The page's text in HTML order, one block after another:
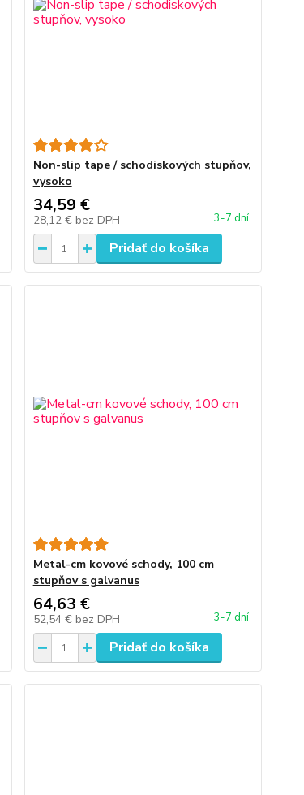
Non-slip tape / schodiskových stupňov,
vysoko
34,59 €
28,12 € bez DPH 3-7 dní
Pridať do košíka
Metal-cm kovové schody, 100 cm
stupňov s galvanus
64,63 €
52,54 € bez DPH 3-7 dní
Pridať do košíka